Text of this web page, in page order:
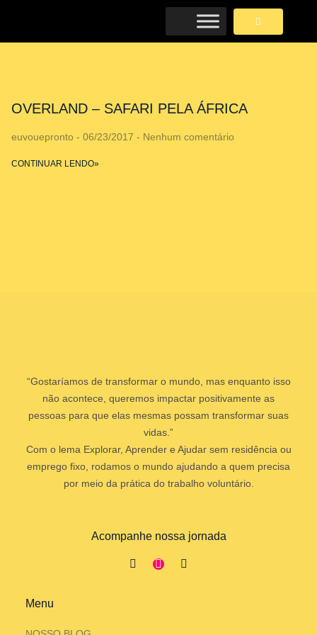
OVERLAND – SAFARI PELA ÁFRICA
euvouepronto 06/23/2017 Nenhum comentário
CONTINUAR LENDO»
“Gostaríamos de transformar o mundo, mas enquanto isso
não acontece, queremos impactar positivamente as
pessoas para que elas mesmas possam transformar suas
vidas.”
Com o lema Explorar, Aprender e Ajudar sem residência ou
emprego fixo, rodamos o mundo ajudando a quem precisa
por meio da prática do trabalho voluntário.
Acompanhe nossa jornada
Menu